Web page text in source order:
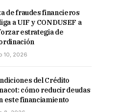
de fraudes financieros
a UIF y CONDUSEF a
estrategia de
10, 2026
del Crédito
cómo reducir deudas
este financiamiento